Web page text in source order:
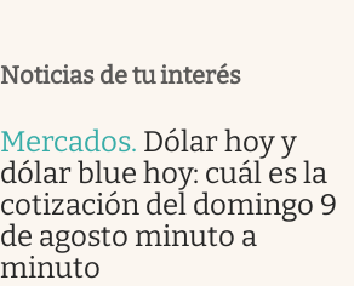
Noticias de tu interés
Mercados. Dólar hoy y
dólar blue hoy: cuál es la
cotización del domingo 9
de agosto minuto a
minuto